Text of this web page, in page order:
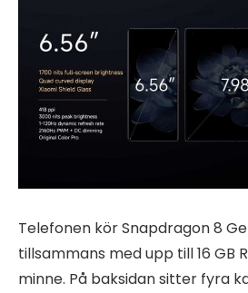
Telefonen kör Snapdragon 8
tillsammans med upp till 16 GB
minne. På baksidan sitter fyra